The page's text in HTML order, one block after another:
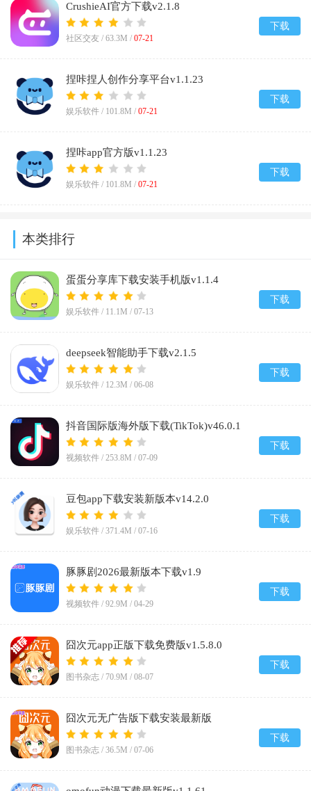
CrushieAI官方下载v2.1.8
社区交友 / 63.3M / 07-21
下载
捏咔捏人创作分享平台v1.1.23
娱乐软件 / 101.8M / 07-21
下载
捏咔app官方版v1.1.23
娱乐软件 / 101.8M / 07-21
下载
本类排行
蛋蛋分享库下载安装手机版v1.1.4
娱乐软件 / 11.1M / 07-13
下载
deepseek智能助手下载v2.1.5
娱乐软件 / 12.3M / 06-08
下载
抖音国际版海外版下载(TikTok)v46.0.1
视频软件 / 253.8M / 07-09
下载
豆包app下载安装新版本v14.2.0
娱乐软件 / 371.4M / 07-16
下载
豚豚剧2026最新版本下载v1.9
视频软件 / 92.9M / 04-29
下载
囧次元app正版下载免费版v1.5.8.0
图书杂志 / 70.9M / 08-07
下载
囧次元无广告版下载安装最新版
2026v1.5.8.0
图书杂志 / 36.5M / 07-06
下载